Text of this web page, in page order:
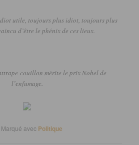
utile, toujours plus idiot, toujours plus
d’être le phénix de ces lieux.
couillon mérite le prix Nobel de
l’enfumage.
Marqué avec Politique